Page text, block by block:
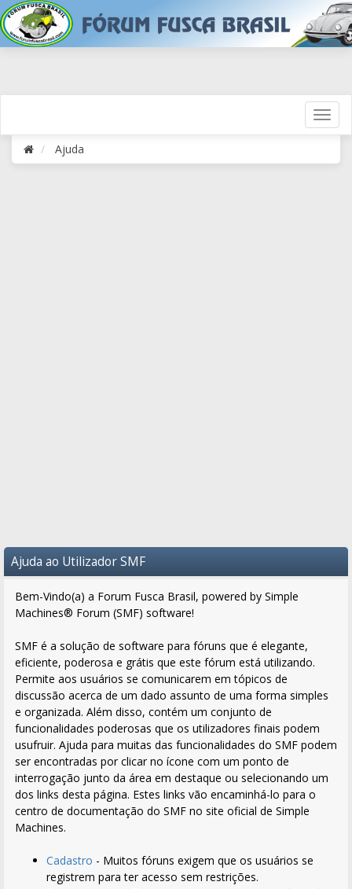
Ajuda
Ajuda ao Utilizador SMF
Bem-Vindo(a) a Forum Fusca Brasil, powered by Simple
Machines® Forum (SMF) software!
SMF é a solução de software para fóruns que é elegante,
eficiente, poderosa e grátis que este fórum está utilizando.
Permite aos usuários se comunicarem em tópicos de
discussão acerca de um dado assunto de uma forma simples
e organizada. Além disso, contém um conjunto de
funcionalidades poderosas que os utilizadores finais podem
usufruir. Ajuda para muitas das funcionalidades do SMF podem
ser encontradas por clicar no ícone com um ponto de
interrogação junto da área em destaque ou selecionando um
dos links desta página. Estes links vão encaminhá-lo para o
centro de documentação do SMF no site oficial de Simple
Machines.
Cadastro - Muitos fóruns exigem que os usuários se
registrem para ter acesso sem restrições.